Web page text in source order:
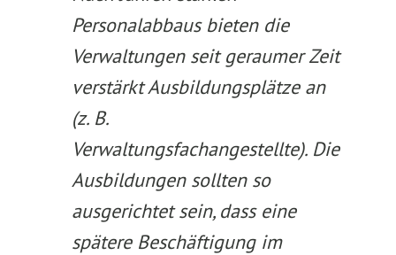
Personalabbaus bieten die
Verwaltungen seit geraumer Zeit
verstärkt Ausbildungsplätze an
(z. B.
Verwaltungsfachangestellte). Die
Ausbildungen sollten so
ausgerichtet sein, dass eine
spätere Beschäftigung im